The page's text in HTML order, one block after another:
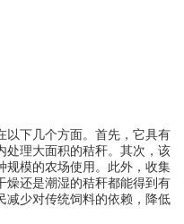
下几个方面。首先，它具有
处理大面积的秸秆。其次，该
规模的农场使用。此外，收集
燥还是潮湿的秸秆都能得到有
减少对传统饲料的依赖，降低